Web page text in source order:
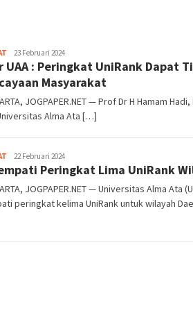
Heri
Purwata
23 Februari 2024
UAA : Peringkat UniRank Dapat
Masyarakat
JOGPAPER.NET — Prof Dr H Hamam
Alma Ata […]
Heri
Purwata
22 Februari 2024
Peringkat Lima UniRank
JOGPAPER.NET — Universitas Alma Ata
peringkat kelima UniRank untuk wilayah